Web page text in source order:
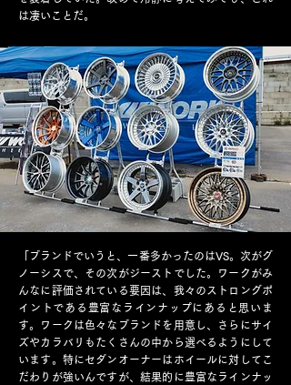
は凄いことだ。
「ブランドでいうと、一番多かったのはVS。次がグ
ノーシスで、その次がジーストでした。ワークがみ
んなに評価されている要因は、我々のストロングポ
イントである豊富なラインナップにあると思いま
す。ワークは色々なブランドを用意し、さらにサイ
ズやカラバリもたくさんの中から選べるようにして
います。特にセダンオーナーはホイールに対してこ
だわりが強いんですが、結果的に豊富なラインナッ